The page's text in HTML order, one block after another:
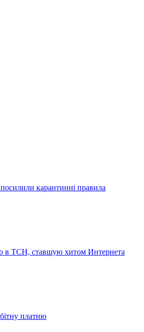
карантинні правила
в ТСН, ставшую хитом Интернета
платню